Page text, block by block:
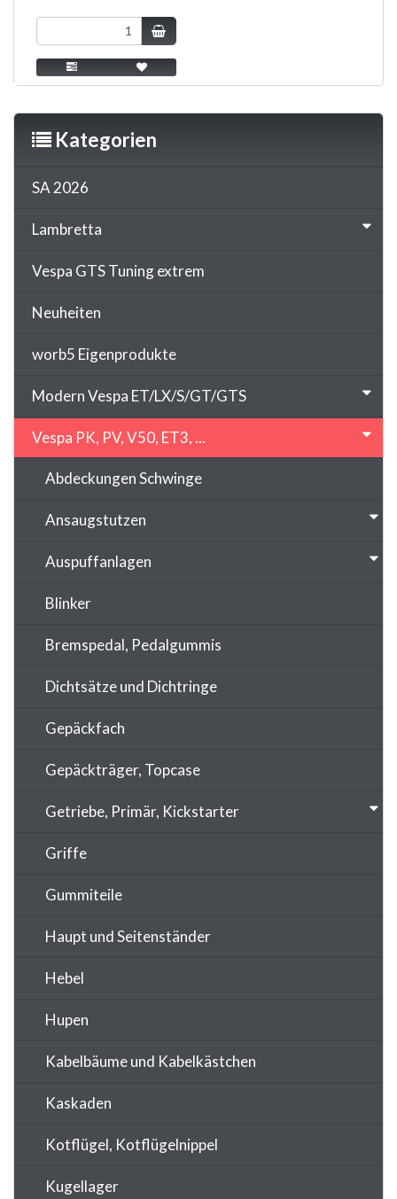
Kategorien
SA 2026
Lambretta
Vespa GTS Tuning extrem
Neuheiten
worb5 Eigenprodukte
Modern Vespa ET/LX/S/GT/GTS
Vespa PK, PV, V50, ET3, ...
Abdeckungen Schwinge
Ansaugstutzen
Auspuffanlagen
Blinker
Bremspedal, Pedalgummis
Dichtsätze und Dichtringe
Gepäckfach
Gepäckträger, Topcase
Getriebe, Primär, Kickstarter
Griffe
Gummiteile
Haupt und Seitenständer
Hebel
Hupen
Kabelbäume und Kabelkästchen
Kaskaden
Kotflügel, Kotflügelnippel
Kugellager